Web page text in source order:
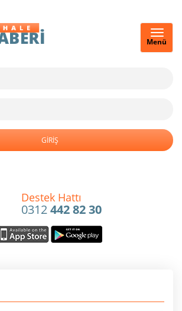
Menü
Destek Hattı
0312442 82 30